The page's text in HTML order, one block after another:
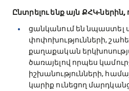
Ընտրելու ենք այն ՔՀԿ-ներին,
ցանկանում են նպաստել
փոփոխությունների,
քաղաքական
ծառայելով որպես
իշխանությունների,
կարիք ունեցող